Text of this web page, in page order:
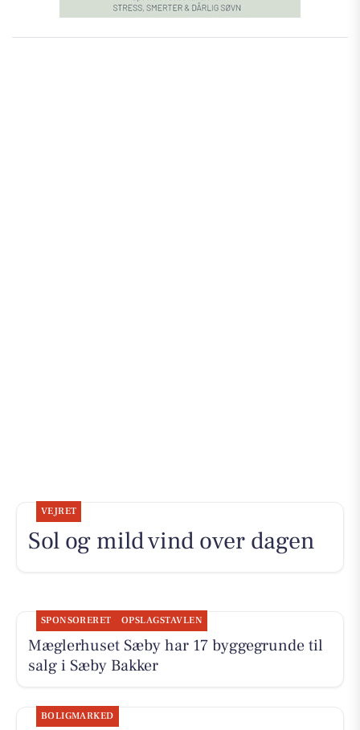
VEJRET
Sol og mild vind over dagen
SPONSORERET OPSLAGSTAVLEN
Mæglerhuset Sæby har 17 byggegrunde til
salg i Sæby Bakker
BOLIGMARKED